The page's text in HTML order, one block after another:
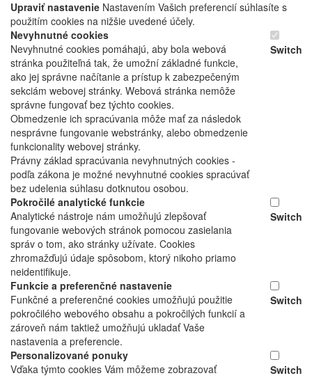
Upraviť nastavenie Nastavením Vašich preferencií súhlasíte s
použitím cookies na nižšie uvedené účely.
Nevyhnutné cookies
Nevyhnutné cookies pomáhajú, aby bola webová
stránka použiteľná tak, že umožní základné funkcie,
ako jej správne načítanie a prístup k zabezpečeným
sekciám webovej stránky. Webová stránka nemôže
správne fungovať bez týchto cookies.
Obmedzenie ich spracúvania môže mať za následok
nesprávne fungovanie webstránky, alebo obmedzenie
funkcionality webovej stránky.
Právny základ spracúvania nevyhnutných cookies -
podľa zákona je možné nevyhnutné cookies spracúvať
bez udelenia súhlasu dotknutou osobou.
Switch
Pokročilé analytické funkcie
Analytické nástroje nám umožňujú zlepšovať
fungovanie webových stránok pomocou zasielania
správ o tom, ako stránky užívate. Cookies
zhromažďujú údaje spôsobom, ktorý nikoho priamo
neidentifikuje.
Switch
Funkcie a preferenčné nastavenie
Funkčné a preferenčné cookies umožňujú použitie
pokročilého webového obsahu a pokročilých funkcií a
zároveň nám taktiež umožňujú ukladať Vaše
nastavenia a preferencie.
Switch
Personalizované ponuky
Vďaka týmto cookies Vám môžeme zobrazovať
Switch